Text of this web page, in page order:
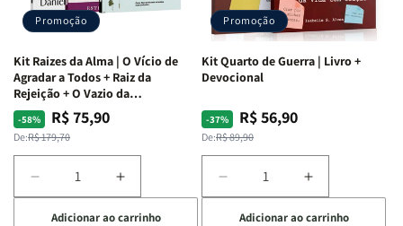
Promoção
Kit Raizes da Alma | O Vício de
Agradar a Todos + Raiz da
Rejeição + O Vazio da
Insatisfação.
-58%
Preço
normal
De:R$ 179,70
Preço
promocional
R$ 75,90
Diminuir
a
quantidade
Aumentar
a
quantidade
Adicionar ao carrinho
Promoção
Kit Quarto de Guerra | Livro +
Devocional
-37%
Preço
normal
De:R$ 89,90
Preço
promocional
R$ 56,90
Diminuir
a
quantidade
Aumentar
a
quantidade
Adicionar ao carrinho